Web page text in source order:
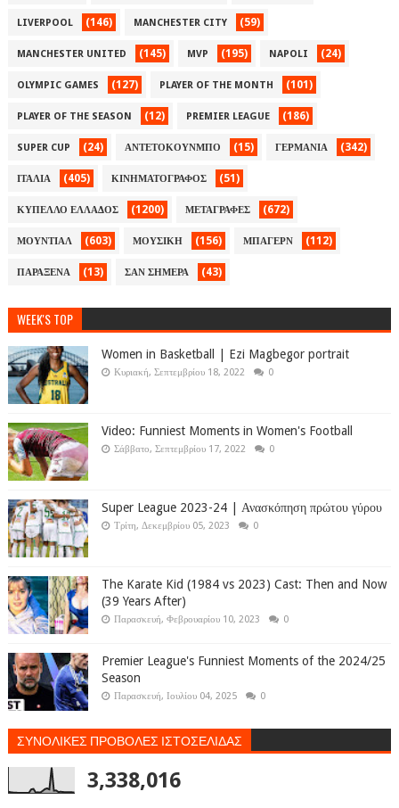
LIVERPOOL (146) MANCHESTER CITY (59)
MANCHESTER UNITED (145) MVP (195) NAPOLI (24)
OLYMPIC GAMES (127) PLAYER OF THE MONTH (101)
PLAYER OF THE SEASON (12) PREMIER LEAGUE (186)
SUPER CUP (24) ΑΝΤΕΤΟΚΟΥΝΜΠΟ (15) ΓΕΡΜΑΝΙΑ (342)
ΙΤΑΛΙΑ (405) ΚΙΝΗΜΑΤΟΓΡΑΦΟΣ (51)
ΚΥΠΕΛΛΟ ΕΛΛΑΔΟΣ (1200) ΜΕΤΑΓΡΑΦΕΣ (672)
ΜΟΥΝΤΙΑΛ (603) ΜΟΥΣΙΚΗ (156) ΜΠΑΓΕΡΝ (112)
ΠΑΡΑΞΕΝΑ (13) ΣΑΝ ΣΗΜΕΡΑ (43)
WEEK'S TOP
Women in Basketball | Ezi Magbegor portrait
Κυριακή, Σεπτεμβρίου 18, 2022 0
Video: Funniest Moments in Women's Football
Σάββατο, Σεπτεμβρίου 17, 2022 0
Super League 2023-24 | Ανασκόπηση πρώτου γύρου
Τρίτη, Δεκεμβρίου 05, 2023 0
The Karate Kid (1984 vs 2023) Cast: Then and Now
(39 Years After)
Παρασκευή, Φεβρουαρίου 10, 2023 0
Premier League's Funniest Moments of the 2024/25
Season
Παρασκευή, Ιουλίου 04, 2025 0
ΣΥΝΟΛΙΚΕΣ ΠΡΟΒΟΛΕΣ ΙΣΤΟΣΕΛΙΔΑΣ
3,338,016